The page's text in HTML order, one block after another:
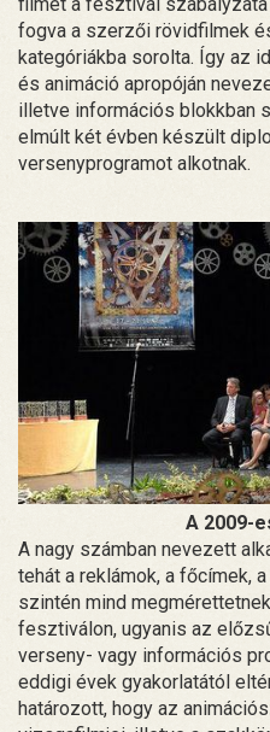
fogva a szerzői rövidfilmek
kategóriákba sorolta. Így az
és animáció apropóján
illetve információs blokkban
elmúlt két évben készült
versenyprogramot alkotnak.
A 2009-
A nagy számban nevezett
tehát a reklámok, a főcímek,
szintén mind
fesztiválon, ugyanis az
verseny- vagy információs
eddigi évek gyakorlatától
határozott, hogy az